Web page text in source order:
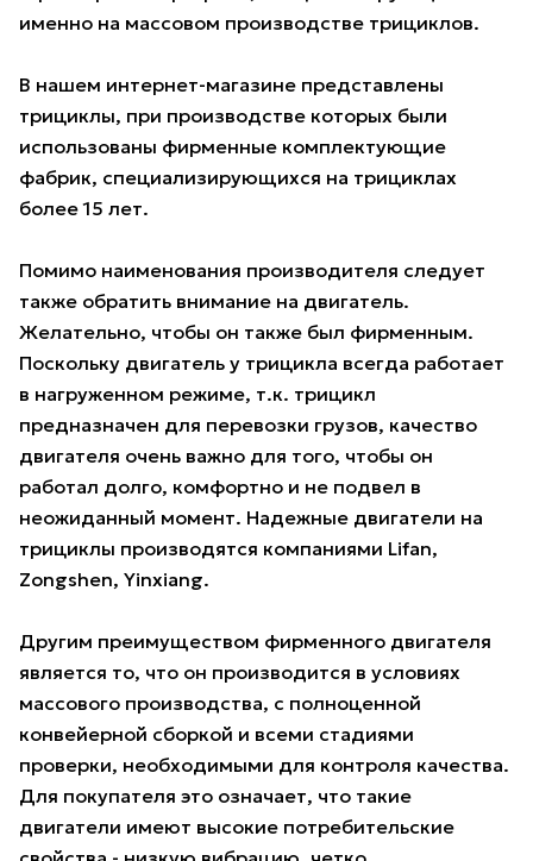
именно на массовом производстве трициклов.
В нашем интернет-магазине представлены
трициклы, при производстве которых были
использованы фирменные комплектующие
фабрик, специализирующихся на трициклах
более 15 лет.
Помимо наименования производителя следует
также обратить внимание на двигатель.
Желательно, чтобы он также был фирменным.
Поскольку двигатель у трицикла всегда работает
в нагруженном режиме, т.к. трицикл
предназначен для перевозки грузов, качество
двигателя очень важно для того, чтобы он
работал долго, комфортно и не подвел в
неожиданный момент. Надежные двигатели на
трициклы производятся компаниями Lifan,
Zongshen, Yinxiang.
Другим преимуществом фирменного двигателя
является то, что он производится в условиях
массового производства, с полноценной
конвейерной сборкой и всеми стадиями
проверки, необходимыми для контроля качества.
Для покупателя это означает, что такие
двигатели имеют высокие потребительские